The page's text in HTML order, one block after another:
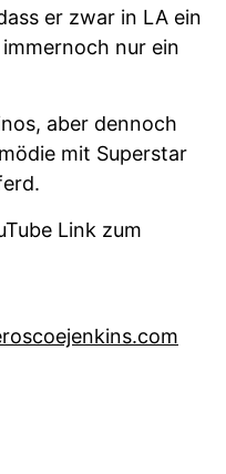
er zwar in LA ein
nur ein
aber dennoch
mit Superstar
Link zum